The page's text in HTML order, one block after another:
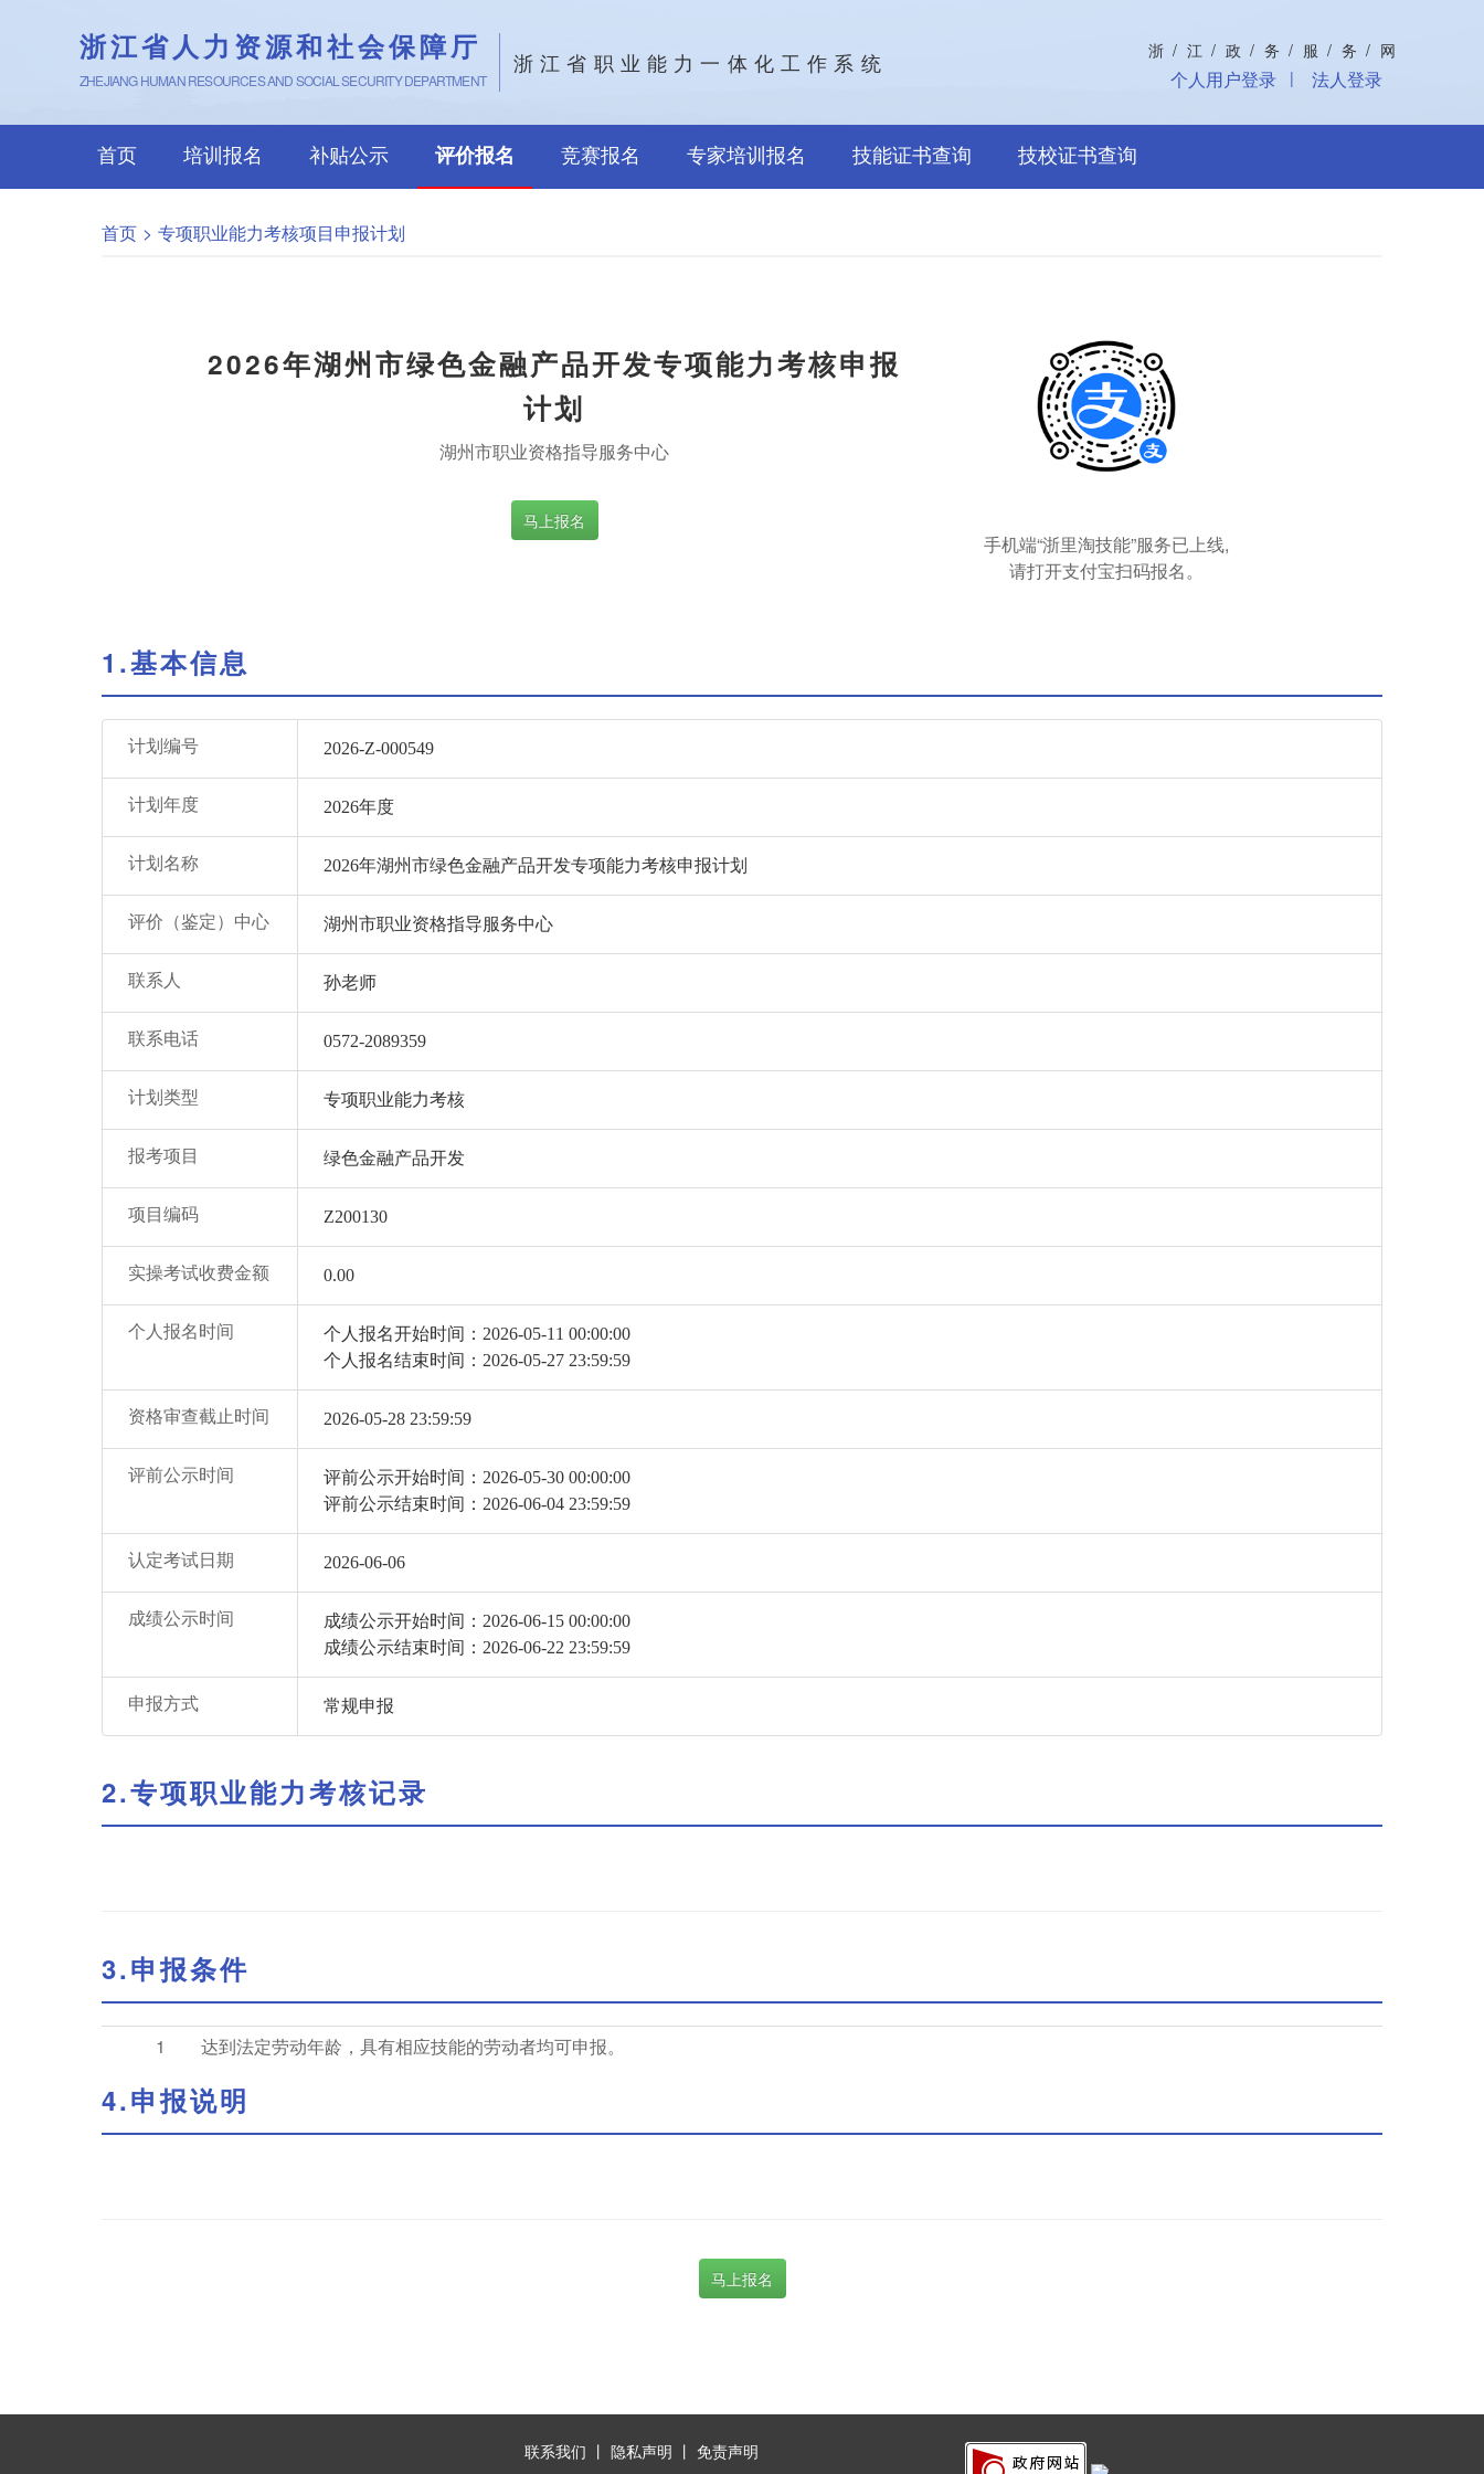
浙江省人力资源和社会保障厅
ZHEJIANG HUMAN RESOURCES AND SOCIAL SECURITY DEPARTMENT
浙江省职业能力一体化工作系统 浙/江/政/务/服/务/网
个人用户登录 | 法人登录
首页 培训报名 补贴公示 评价报名 竞赛报名 专家培训报名 技能证书查询 技校证书查询
首页 > 专项职业能力考核项目申报计划
2026年湖州市绿色金融产品开发专项能力考核申报
计划
湖州市职业资格指导服务中心
马上报名
手机端“浙里淘技能”服务已上线,
请打开支付宝扫码报名。
1.基本信息
计划编号 2026-Z-000549
计划年度 2026年度
计划名称 2026年湖州市绿色金融产品开发专项能力考核申报计划
评价（鉴定）中心 湖州市职业资格指导服务中心
联系人 孙老师
联系电话 0572-2089359
计划类型 专项职业能力考核
报考项目 绿色金融产品开发
项目编码 Z200130
实操考试收费金额 0.00
个人报名时间
个人报名开始时间：2026-05-11 00:00:00
个人报名结束时间：2026-05-27 23:59:59
资格审查截止时间 2026-05-28 23:59:59
评前公示时间
评前公示开始时间：2026-05-30 00:00:00
评前公示结束时间：2026-06-04 23:59:59
认定考试日期 2026-06-06
成绩公示时间
成绩公示开始时间：2026-06-15 00:00:00
成绩公示结束时间：2026-06-22 23:59:59
申报方式 常规申报
2.专项职业能力考核记录
3.申报条件
1 达到法定劳动年龄，具有相应技能的劳动者均可申报。
4.申报说明
马上报名
联系我们 隐私声明 丨免责声明